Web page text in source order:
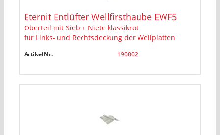
Eternit Entlüfter Wellfirsthaube EWF5
Oberteil mit Sieb + Niete klassikrot
für Links- und Rechtsdeckung der Wellplatten
ArtikelNr: 190802